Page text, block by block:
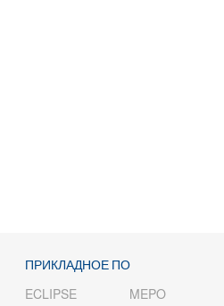
ПРИКЛАДНОЕ ПО
ECLIPSE
MEPO